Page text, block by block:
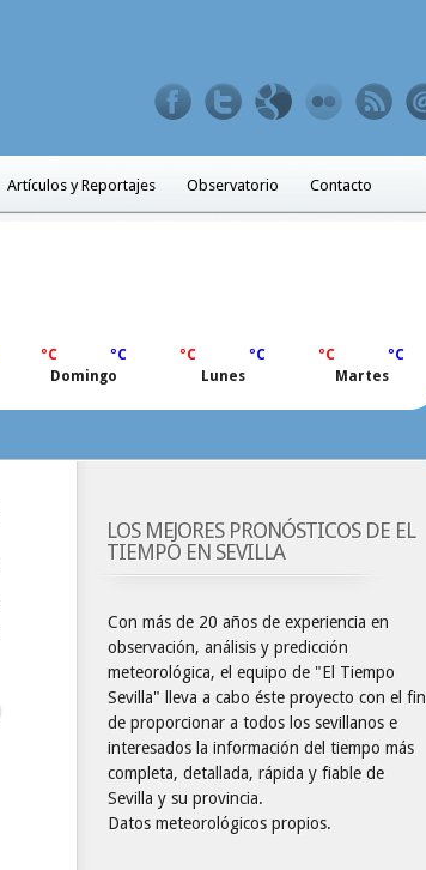
Artículos y Reportajes Observatorio Contacto
ºC
ºC
Domingo
ºC
ºC
Lunes
ºC
ºC
Martes
LOS MEJORES PRONÓSTICOS DE EL
TIEMPO EN SEVILLA
Con más de 20 años de experiencia en
observación, análisis y predicción
meteorológica, el equipo de "El Tiempo
Sevilla" lleva a cabo éste proyecto con el fin
de proporcionar a todos los sevillanos e
interesados la información del tiempo más
completa, detallada, rápida y fiable de
Sevilla y su provincia.
Datos meteorológicos propios.